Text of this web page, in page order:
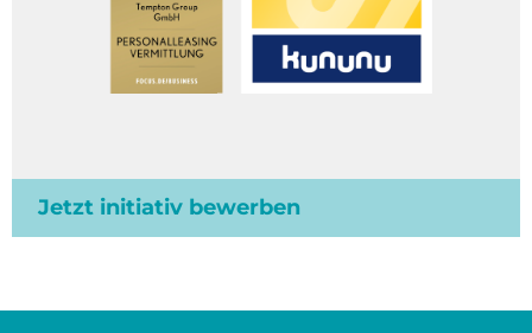
Jetzt initiativ bewerben